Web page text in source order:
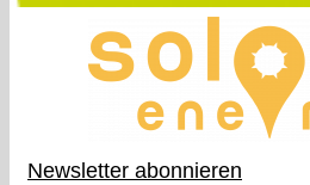
Newsletter abonnieren​